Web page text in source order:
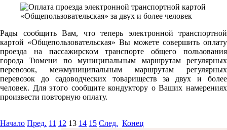
Рады сообщить Вам, что теперь электронной транспортной
картой «Общепользовательская» Вы можете совершить оплату
проезда на пассажирском транспорте общего пользования
города Тюмени по муниципальным маршрутам регулярных
перевозок, межмуниципальным маршрутам регулярных
перевозок до садоводческих товариществ за двух и более
человек. Для этого сообщите кондуктору о Ваших намерениях
произвести повторную оплату.
Начало Пред. 11 12 13 14 15 След. Конец